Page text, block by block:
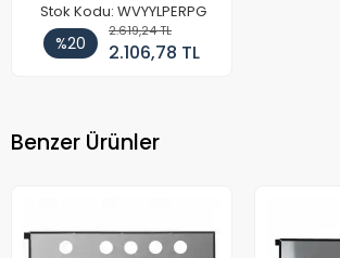
Stok Kodu: WVYYLPERPG
%20
2.619,24 TL
2.106,78 TL
Benzer Ürünler